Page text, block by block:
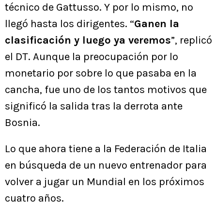
técnico de Gattusso. Y por lo mismo, no
llegó hasta los dirigentes. “Ganen la
clasificación y luego ya veremos”, replicó
el DT. Aunque la preocupación por lo
monetario por sobre lo que pasaba en la
cancha, fue uno de los tantos motivos que
significó la salida tras la derrota ante
Bosnia.
Lo que ahora tiene a la Federación de Italia
en búsqueda de un nuevo entrenador para
volver a jugar un Mundial en los próximos
cuatro años.